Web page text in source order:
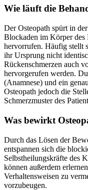
Wie läuft die
Der Osteopath spürt in
Blockaden im Körper des
hervorrufen. Häufig stellt
ihr Ursprung nicht
Rückenschmerzen auch
hervorgerufen werden.
(Anamnese) und ein
Osteopath jedoch die
Schmerzmuster des
Was bewirkt
Durch das Lösen der
entspannen sich die
Selbstheilungskräfte des
können außerdem
Verhaltensweisen zu
vorzubeugen.